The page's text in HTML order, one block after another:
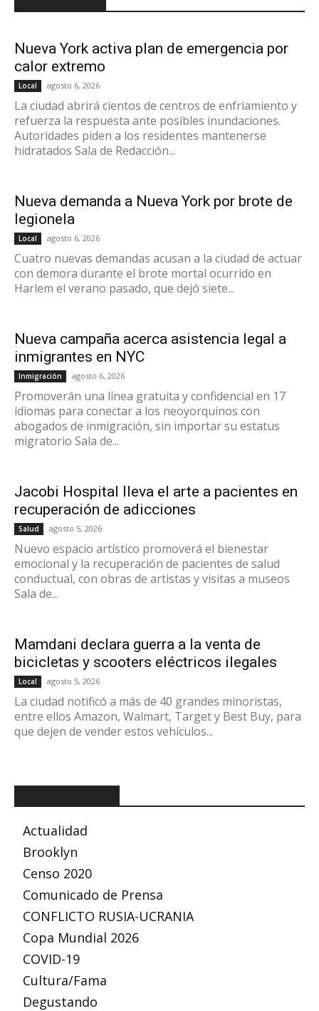
Nueva York activa plan de emergencia por
calor extremo
Local agosto 6, 2026
La ciudad abrirá cientos de centros de enfriamiento y
refuerza la respuesta ante posibles inundaciones.
Autoridades piden a los residentes mantenerse
hidratados Sala de Redacción...
Nueva demanda a Nueva York por brote de
legionela
Local agosto 6, 2026
Cuatro nuevas demandas acusan a la ciudad de actuar
con demora durante el brote mortal ocurrido en
Harlem el verano pasado, que dejó siete...
Nueva campaña acerca asistencia legal a
inmigrantes en NYC
Inmigración agosto 6, 2026
Promoverán una línea gratuita y confidencial en 17
idiomas para conectar a los neoyorquinos con
abogados de inmigración, sin importar su estatus
migratorio Sala de...
Jacobi Hospital lleva el arte a pacientes en
recuperación de adicciones
Salud agosto 5, 2026
Nuevo espacio artístico promoverá el bienestar
emocional y la recuperación de pacientes de salud
conductual, con obras de artistas y visitas a museos
Sala de...
Mamdani declara guerra a la venta de
bicicletas y scooters eléctricos ilegales
Local agosto 5, 2026
La ciudad notificó a más de 40 grandes minoristas,
entre ellos Amazon, Walmart, Target y Best Buy, para
que dejen de vender estos vehículos...
Actualidad
Brooklyn
Censo 2020
Comunicado de Prensa
CONFLICTO RUSIA-UCRANIA
Copa Mundial 2026
COVID-19
Cultura/Fama
Degustando